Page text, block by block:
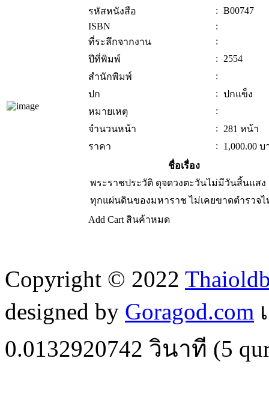
รหัสหนังสือ
: B00747
ISBN
:
ที่ระลึกจากงาน
:
ปีที่พิมพ์
: 2554
สำนักพิมพ์
:
ปก
: ปกแข็ง
หมายเหตุ
:
จำนวนหน้า
: 281 หน้า
ราคา
: 1,000.00 บ
ชื่อเรื่อง
พระราชประวัติ ดุจดวงตะวันไม่มีวันสิ้นแสง
ทุกแผ่นดินของมหาราช ไม่เคยขาดตำรวจไ
Add Cart สินค้าหมด
Copyright © 2022
designed by Goragod.com
0.0132920742 วินาที (5